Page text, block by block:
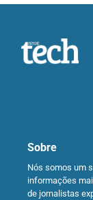
Sobre
Nós somos um
informações
de jornalistas